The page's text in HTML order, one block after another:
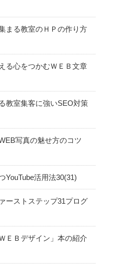
まる教室のＨＰの作り方
る心をつかむＷＥＢ文章
教室集客に強いSEO対策
写真の魅せ方のコツ
YouTube活用法30 31
ーストステップ31プログ
ＥＢデザイン」本の紹介